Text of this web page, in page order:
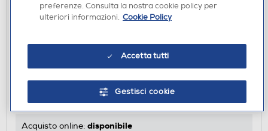
SBS - Cover Skinny per Honor 400 Pro-
Trasparente
€ 12,90
Acquisto online: disponibile
preferenze. Consulta la nostra cookie policy per
ulteriori informazioni. Cookie Policy
Accetta tutti
Gestisci cookie